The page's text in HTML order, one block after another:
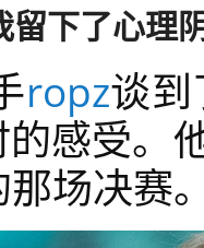
ropz谈
的感受。
场决赛